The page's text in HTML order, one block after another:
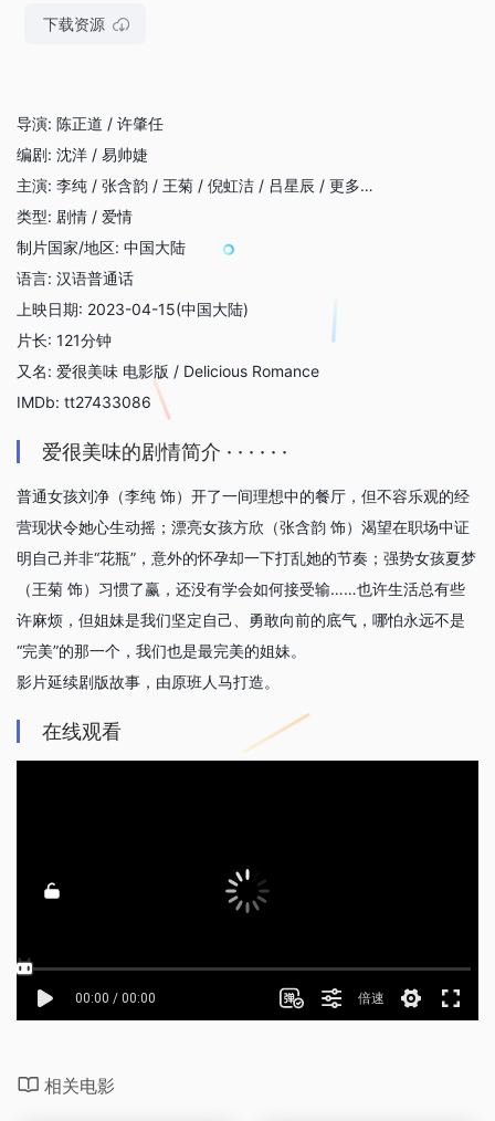
下载资源
导演: 陈正道 / 许肇任
编剧: 沈洋 / 易帅婕
主演: 李纯 / 张含韵 / 王菊 / 倪虹洁 / 吕星辰 / 更多…
类型: 剧情 / 爱情
制片国家/地区: 中国大陆
语言: 汉语普通话
上映日期: 2023-04-15(中国大陆)
片长: 121分钟
又名: 爱很美味 电影版 / Delicious Romance
IMDb: tt27433086
爱很美味的剧情简介 · · · · · ·
普通女孩刘净（李纯 饰）开了一间理想中的餐厅，但不容乐观的经
营现状令她心生动摇；漂亮女孩方欣（张含韵 饰）渴望在职场中证
明自己并非“花瓶”，意外的怀孕却一下打乱她的节奏；强势女孩夏梦
（王菊 饰）习惯了赢，还没有学会如何接受输……也许生活总有些
许麻烦，但姐妹是我们坚定自己、勇敢向前的底气，哪怕永远不是
“完美”的那一个，我们也是最完美的姐妹。
影片延续剧版故事，由原班人马打造。
在线观看
相关电影